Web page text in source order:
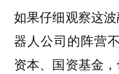
如果仔细观察这
器人公司的阵营
资本、国资基金